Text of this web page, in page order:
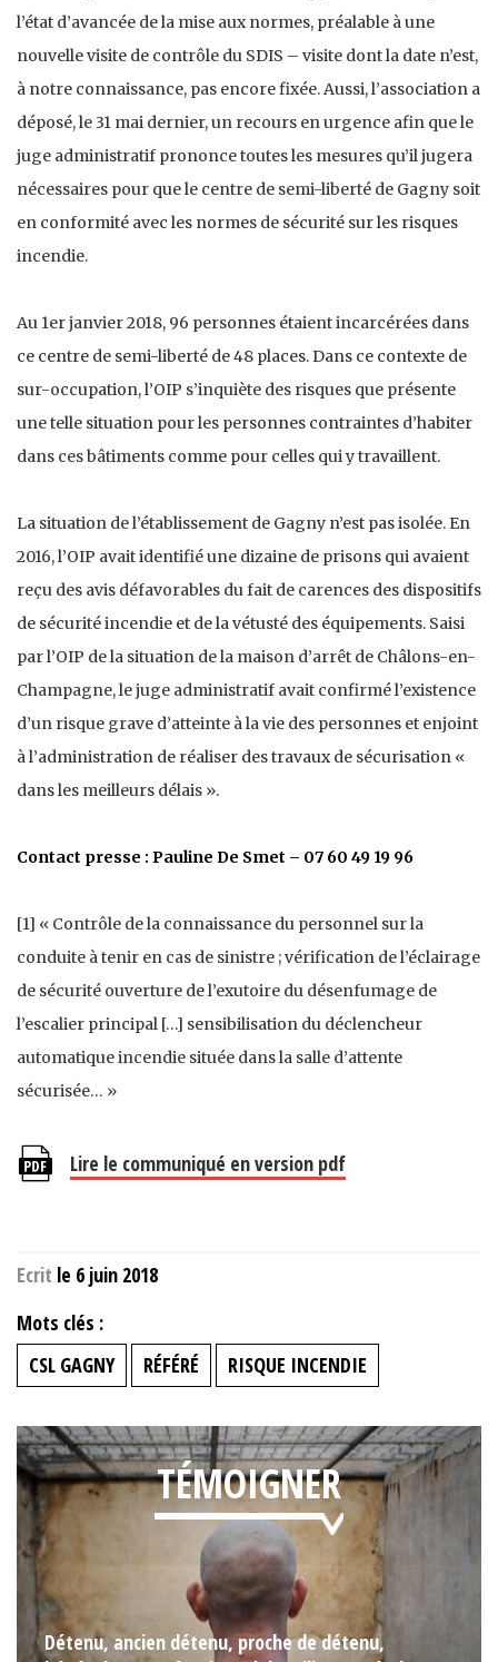
l’état d’avancée de la mise aux normes, préalable à une
nouvelle visite de contrôle du SDIS – visite dont la date n’est,
à notre connaissance, pas encore fixée. Aussi, l’association a
déposé, le 31 mai dernier, un recours en urgence afin que le
juge administratif prononce toutes les mesures qu’il jugera
nécessaires pour que le centre de semi-liberté de Gagny soit
en conformité avec les normes de sécurité sur les risques
incendie.
Au 1er janvier 2018, 96 personnes étaient incarcérées dans
ce centre de semi-liberté de 48 places. Dans ce contexte de
sur-occupation, l’OIP s’inquiète des risques que présente
une telle situation pour les personnes contraintes d’habiter
dans ces bâtiments comme pour celles qui y travaillent.
La situation de l’établissement de Gagny n’est pas isolée. En
2016, l’OIP avait identifié une dizaine de prisons qui avaient
reçu des avis défavorables du fait de carences des dispositifs
de sécurité incendie et de la vétusté des équipements. Saisi
par l’OIP de la situation de la maison d’arrêt de Châlons-en-
Champagne, le juge administratif avait confirmé l’existence
d’un risque grave d’atteinte à la vie des personnes et enjoint
à l’administration de réaliser des travaux de sécurisation «
dans les meilleurs délais ».
Contact presse : Pauline De Smet – 07 60 49 19 96
[1] « Contrôle de la connaissance du personnel sur la
conduite à tenir en cas de sinistre ; vérification de l’éclairage
de sécurité ouverture de l’exutoire du désenfumage de
l’escalier principal […] sensibilisation du déclencheur
automatique incendie située dans la salle d’attente
sécurisée… »
Lire le communiqué en version pdf
Ecrit le 6 juin 2018
Mots clés :
CSL GAGNY
RÉFÉRÉ RISQUE INCENDIE
TÉMOIGNER
Détenu, ancien détenu, proche de détenu,